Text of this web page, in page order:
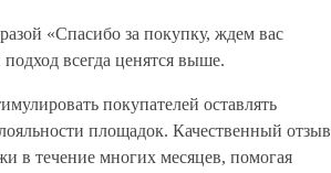
«Спасибо за покупку, ждем вас
всегда ценятся выше.
покупателей оставлять
площадок. Качественный отзыв
в течение многих месяцев, помогая